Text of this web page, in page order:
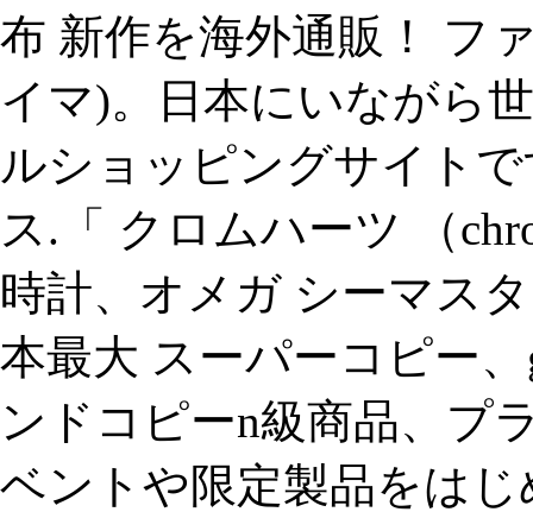
布 新作を海外通販！ フ
イマ)。日本にいながら
ルショッピングサイト
ス.「 クロムハーツ （
時計、オメガ シーマス
本最大 スーパーコピー
ンドコピーn級商品、プ
ベントや限定製品をは